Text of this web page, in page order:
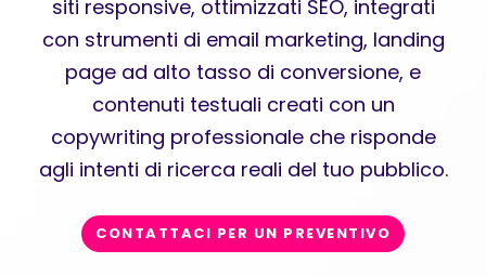
siti responsive, ottimizzati SEO, integrati
con strumenti di email marketing, landing
page ad alto tasso di conversione, e
contenuti testuali creati con un
copywriting professionale che risponde
agli intenti di ricerca reali del tuo pubblico.
CONTATTACI PER UN PREVENTIVO